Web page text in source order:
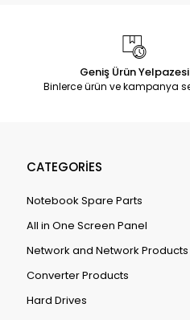
Geniş Ürün Yelpazesi
Binlerce ürün ve kampanya
CATEGORİES
Notebook Spare Parts
All in One Screen Panel
Network and Network Products
Converter Products
Hard Drives